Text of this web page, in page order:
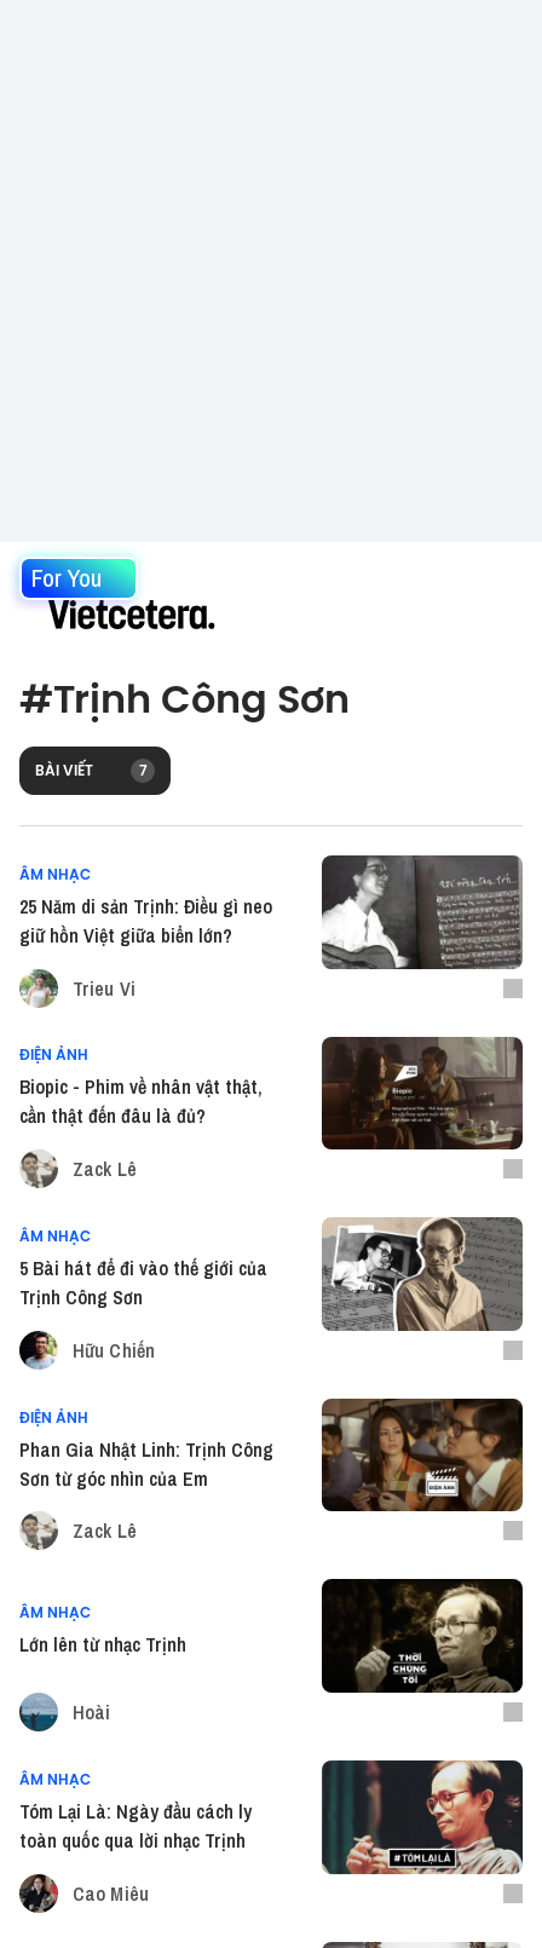
For You
#Trịnh Công Sơn
BÀI VIẾT 7
ÂM NHẠC
25 Năm di sản Trịnh: Điều gì neo
giữ hồn Việt giữa biển lớn?
Trieu Vi
ĐIỆN ẢNH
Biopic - Phim về nhân vật thật,
cần thật đến đâu là đủ?
Zack Lê
ÂM NHẠC
5 Bài hát để đi vào thế giới của
Trịnh Công Sơn
Hữu Chiến
ĐIỆN ẢNH
Phan Gia Nhật Linh: Trịnh Công
Sơn từ góc nhìn của Em
Zack Lê
ÂM NHẠC
Lớn lên từ nhạc Trịnh
Hoài
ÂM NHẠC
Tóm Lại Là: Ngày đầu cách ly
toàn quốc qua lời nhạc Trịnh
Cao Miêu